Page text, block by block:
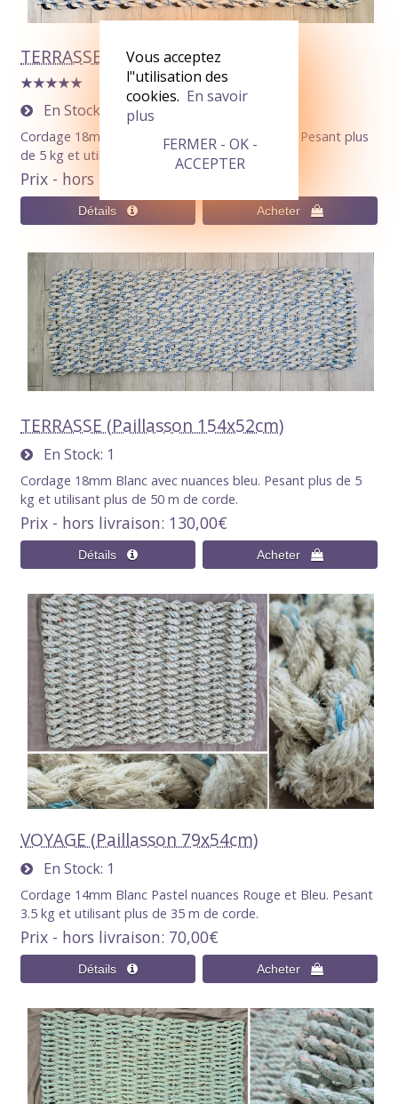
TERRASSE (Paillasson 154x52cm)
En Stock
Cordage 18mm Noir / Blanc avec nuances bleu. Pesant plus
de 5 kg et utilisant plus de 50 m de corde.
Prix - hors livraison
TERRASSE (Paillasson 154x52cm)
En Stock 1
Cordage 18mm Blanc avec nuances bleu. Pesant plus de 5
kg et utilisant plus de 50 m de corde.
Prix - hors livraison 130,00€
VOYAGE (Paillasson 79x54cm)
En Stock 1
Cordage 14mm Blanc Pastel nuances Rouge et Bleu. Pesant
3.5 kg et utilisant plus de 35 m de corde.
Prix - hors livraison 70,00€
Vous acceptez
l"utilisation des
cookies. En savoir
plus
FERMER - OK -
ACCEPTER